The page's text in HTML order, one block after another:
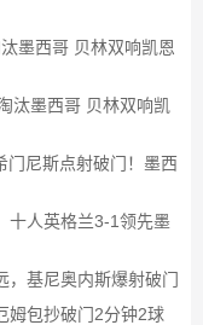
墨西哥 贝林双响凯恩
汰墨西哥 贝林双响凯
门尼斯点射破门！墨西
十人英格兰3-1领先墨
，基尼奥内斯爆射破门
姆包抄破门2分钟2球